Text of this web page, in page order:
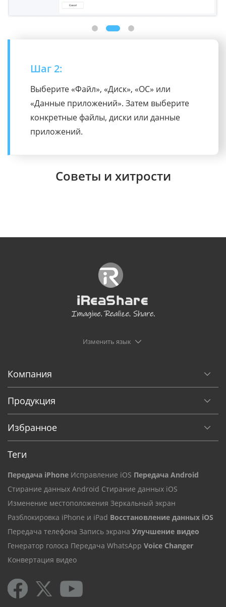
Шаг 2:
Выберите «Файл», «Диск», «ОС» или
«Данные приложений». Затем выберите
конкретные файлы, диски или данные
приложений.
Советы и хитрости
Изменить язык
Компания
Продукция
Избранное
Теги
Передача iPhone Исправление iOS Передача Android
Стирание данных Android Стирание данных iOS
Изменение местоположения Зеркальный экран
Разблокировка iPhone и iPad Восстановление данных iOS
Передача телефона Запись экрана Улучшение видео
Генератор голоса Передача WhatsApp Voice Changer
Конвертация видео